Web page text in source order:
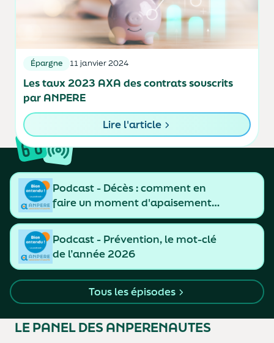
Épargne 11 janvier 2024
Les taux 2023 AXA des contrats souscrits
par ANPERE
Lire l'article
Podcast - Décès : comment en
faire un moment d'apaisement
et de resserrement des liens
Podcast - Prévention, le mot-clé
de l’année 2026
Tous les épisodes
LE PANELDES ANPERENAUTES